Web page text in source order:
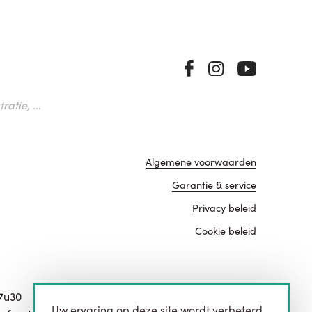
...
Algemene voorwaarden
Garantie & service
Privacy beleid
Cookie beleid